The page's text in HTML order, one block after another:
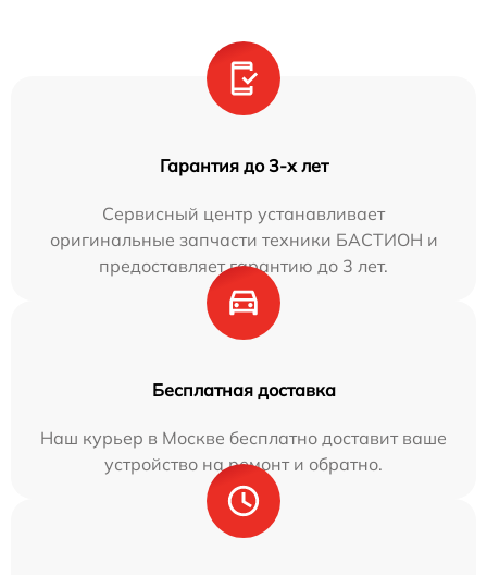
Гарантия до 3-х лет
Сервисный центр устанавливает
оригинальные запчасти техники БАСТИОН и
предоставляет гарантию до 3 лет.
Бесплатная доставка
Наш курьер в Москве бесплатно доставит ваше
устройство на ремонт и обратно.